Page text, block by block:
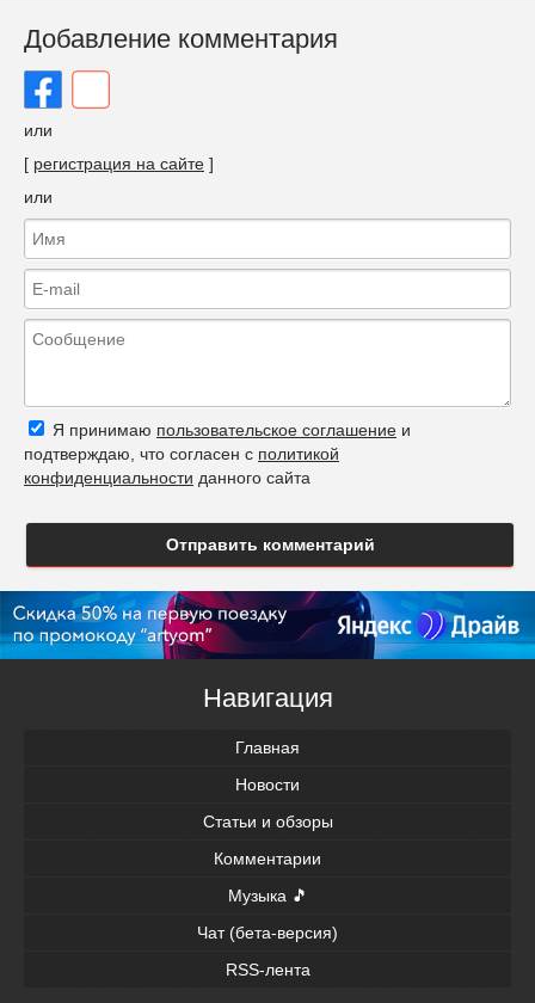
Добавление комментария
или
[ регистрация на сайте ]
или
Я принимаю пользовательское соглашение и
подтверждаю, что согласен с политикой
конфиденциальности данного сайта
Отправить комментарий
Навигация
Главная
Новости
Статьи и обзоры
Комментарии
Музыка 🎵
Чат (бета-версия)
RSS-лента